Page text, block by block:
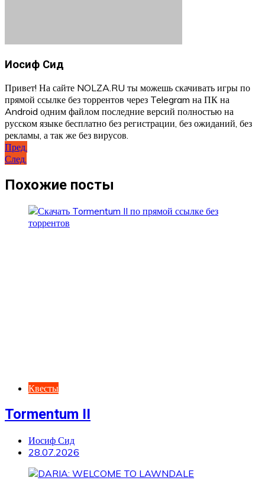
Иосиф Сид
Привет! На сайте NOLZA.RU ты можешь скачивать игры по
прямой ссылке без торрентов через Telegram на ПК на
Android одним файлом последние версий полностью на
русском языке бесплатно без регистрации, без ожиданий, без
рекламы, а так же без вирусов.
Навигация
по
записям
Пред.
След.
Похожие посты
Квесты
Tormentum II
Иосиф Сид
28.07.2026